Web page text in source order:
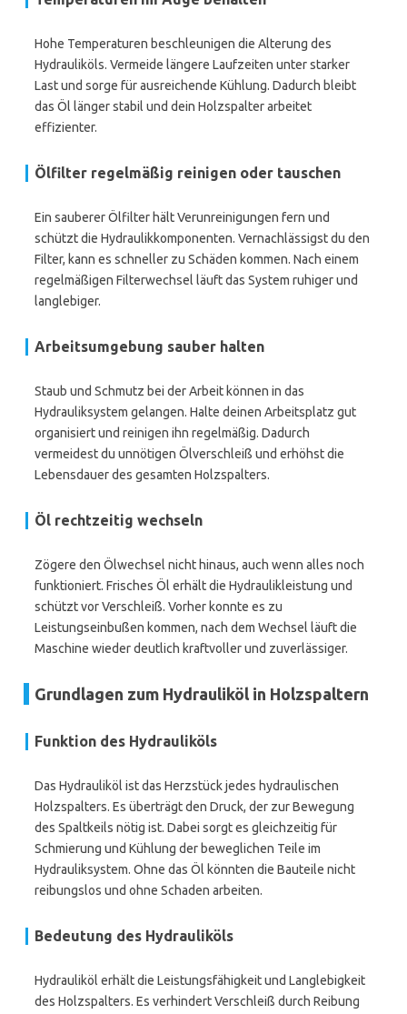
Hohe Temperaturen beschleunigen die Alterung des
Hydrauliköls. Vermeide längere Laufzeiten unter starker
Last und sorge für ausreichende Kühlung. Dadurch bleibt
das Öl länger stabil und dein Holzspalter arbeitet
effizienter.
Ölfilter regelmäßig reinigen oder tauschen
Ein sauberer Ölfilter hält Verunreinigungen fern und
schützt die Hydraulikkomponenten. Vernachlässigst du den
Filter, kann es schneller zu Schäden kommen. Nach einem
regelmäßigen Filterwechsel läuft das System ruhiger und
langlebiger.
Arbeitsumgebung sauber halten
Staub und Schmutz bei der Arbeit können in das
Hydrauliksystem gelangen. Halte deinen Arbeitsplatz gut
organisiert und reinigen ihn regelmäßig. Dadurch
vermeidest du unnötigen Ölverschleiß und erhöhst die
Lebensdauer des gesamten Holzspalters.
Öl rechtzeitig wechseln
Zögere den Ölwechsel nicht hinaus, auch wenn alles noch
funktioniert. Frisches Öl erhält die Hydraulikleistung und
schützt vor Verschleiß. Vorher konnte es zu
Leistungseinbußen kommen, nach dem Wechsel läuft die
Maschine wieder deutlich kraftvoller und zuverlässiger.
Grundlagen zum Hydrauliköl in Holzspaltern
Funktion des Hydrauliköls
Das Hydrauliköl ist das Herzstück jedes hydraulischen
Holzspalters. Es überträgt den Druck, der zur Bewegung
des Spaltkeils nötig ist. Dabei sorgt es gleichzeitig für
Schmierung und Kühlung der beweglichen Teile im
Hydrauliksystem. Ohne das Öl könnten die Bauteile nicht
reibungslos und ohne Schaden arbeiten.
Bedeutung des Hydrauliköls
Hydrauliköl erhält die Leistungsfähigkeit und Langlebigkeit
des Holzspalters. Es verhindert Verschleiß durch Reibung